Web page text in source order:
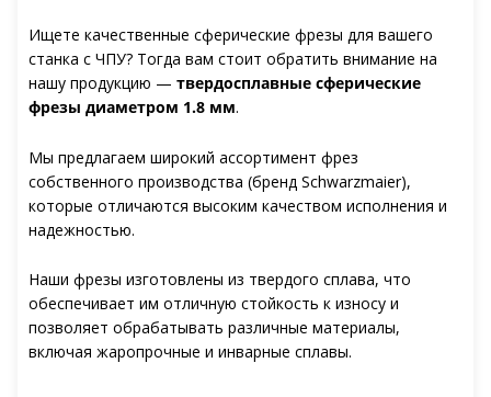
Ищете качественные сферические фрезы для вашего
станка с ЧПУ? Тогда вам стоит обратить внимание на
нашу продукцию — твердосплавные сферические
фрезы диаметром 1.8 мм.
Мы предлагаем широкий ассортимент фрез
собственного производства (бренд Schwarzmaier),
которые отличаются высоким качеством исполнения и
надежностью.
Наши фрезы изготовлены из твердого сплава, что
обеспечивает им отличную стойкость к износу и
позволяет обрабатывать различные материалы,
включая жаропрочные и инварные сплавы.